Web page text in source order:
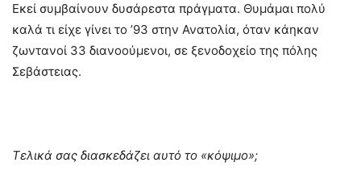
Εκεί συμβαίνουν δυσάρεστα πράγματα. Θυμάμαι πολύ
καλά τι είχε γίνει το ’93 στην Ανατολία, όταν κάηκαν
ζωντανοί 33 διανοούμενοι, σε ξενοδοχείο της πόλης
Σεβάστειας.
Τελικά σας διασκεδάζει αυτό το «κόψιμο»;